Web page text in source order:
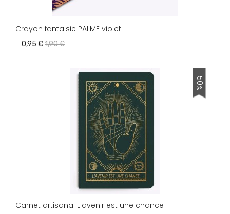
Crayon fantaisie PALME violet
0,95 €1,90 €
- 50%
Carnet artisanal L'avenir est une chance